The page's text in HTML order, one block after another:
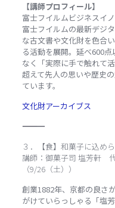
【講師プロフィール】
富士フイルムビジネスイ
富士フイルムの最新デジ
な古文書や文化財を色合
る活動を展開。延べ600
なく「実際に手で触れて
超えて先人の思いや歴史
ています。
文化財アーカイブス
―――――――――――――――――――――――
３．【食】和菓子に込め
講師：御菓子司 塩芳軒
（9/26（土））
創業1882年、京都の良さ
がけていらっしゃる「塩